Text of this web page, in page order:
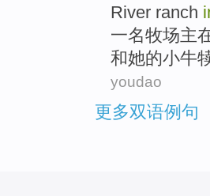
River ranch
一名牧场主
和她的小牛
youdao
更多双语例句